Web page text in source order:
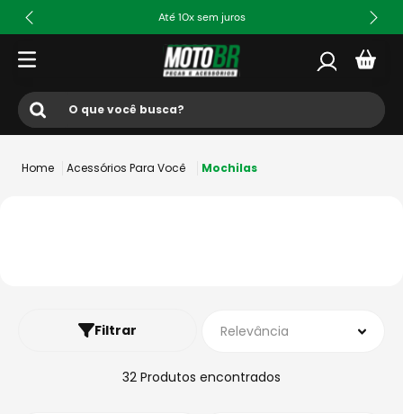
Até 10x sem juros
O que você busca?
jaqueta
Acessórios Para Você Mochilas
Filtrar Relevância
32 Produtos